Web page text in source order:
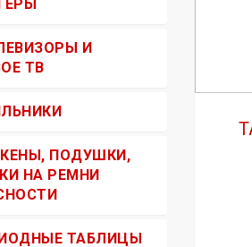
И
ТВ
ПОДУШКИ,
НА РЕМНИ
ТАБЛИЦЫ